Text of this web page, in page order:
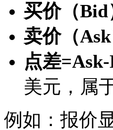
买价（Bid
卖价（Ask
点差
美元，属
例如：报价